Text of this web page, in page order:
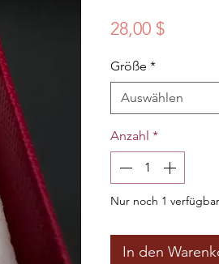
28,00 $Preis
Größe *
Auswählen
Anzahl *
Nur noch 1 verfügbar
In den